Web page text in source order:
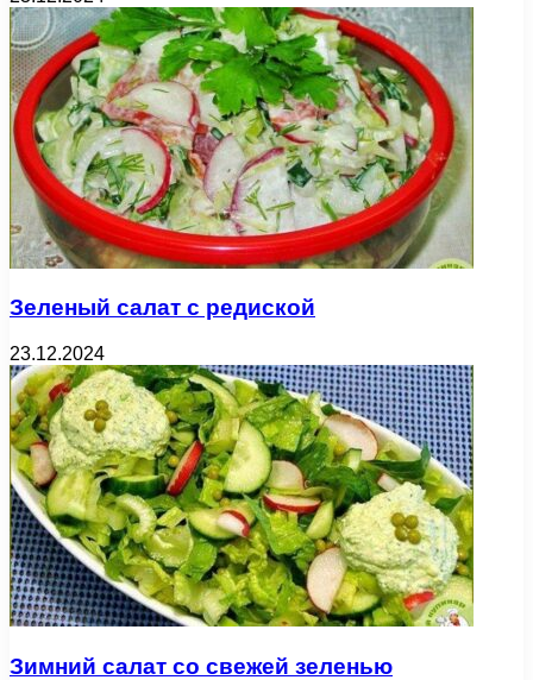
Зеленый салат с редиской
23.12.2024
Зимний салат со свежей зеленью